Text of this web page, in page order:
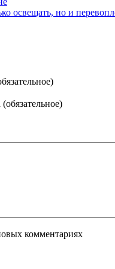
освещать, но и
комментариях